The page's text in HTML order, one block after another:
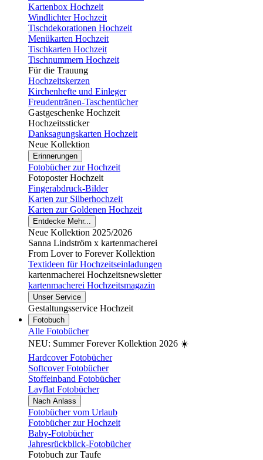
Kartenbox Hochzeit
Windlichter Hochzeit
Tischdekorationen Hochzeit
Menükarten Hochzeit
Tischkarten Hochzeit
Tischnummern Hochzeit
Für die Trauung
Hochzeitskerzen
Kirchenhefte und Einleger
Freudentränen-Taschentücher
Gastgeschenke Hochzeit
Hochzeitssticker
Danksagungskarten Hochzeit
Neue Kollektion
Erinnerungen
Fotobücher zur Hochzeit
Fotoposter Hochzeit
Fingerabdruck-Bilder
Karten zur Silberhochzeit
Karten zur Goldenen Hochzeit
Entdecke Mehr...
Neue Kollektion 2025/2026
Sanna Lindström x kartenmacherei
From Lover to Forever Kollektion
Textideen für Hochzeitseinladungen
kartenmacherei Hochzeitsnewsletter
kartenmacherei Hochzeitsmagazin
Unser Service
Gestaltungsservice Hochzeit
Fotobuch
Alle Fotobücher
NEU: Summer Forever Kollektion 2026 ☀️
Hardcover Fotobücher
Softcover Fotobücher
Stoffeinband Fotobücher
Layflat Fotobücher
Nach Anlass
Fotobücher vom Urlaub
Fotobücher zur Hochzeit
Baby-Fotobücher
Jahresrückblick-Fotobücher
Fotobuch zur Taufe